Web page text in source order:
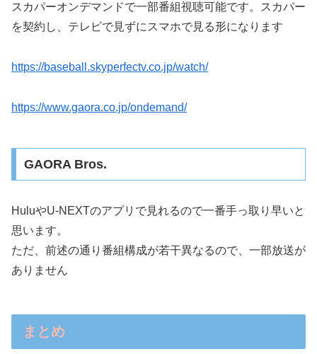
スカパーオンデマンドで一部番組視聴可能です。スカパー
を契約し、テレビで見ずにスマホで見る形になります
https://baseball.skyperfectv.co.jp/watch/
https://www.gaora.co.jp/ondemand/
GAORA Bros.
HuluやU-NEXTのアプリで見れるので一番手っ取り早いと
思います。
ただ、前述の通り番組構成が若干異なるので、一部放送が
ありません
まとめ